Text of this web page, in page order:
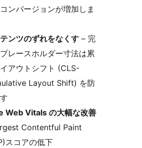
ンバージョンが増加しま
ンツのずれをなくす – 完
レースホルダー寸法は累
アウトシフト (CLS-
Layout Shift) を防
Web Vitals の大幅な改善
Contentful Paint
スコアの低下